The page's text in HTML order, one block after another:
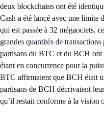
deux blockchains ont été
Cash a été lancé avec une limite
qui est passée à 32 mégaoctets,
grandes quantités de
partisans du BTC et du BCH ont
étant en concurrence pour la
BTC affirmaient que BCH était
partisans de BCH décrivaient
qu’il restait conforme à la vision